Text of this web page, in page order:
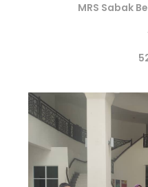
MRS Sabak